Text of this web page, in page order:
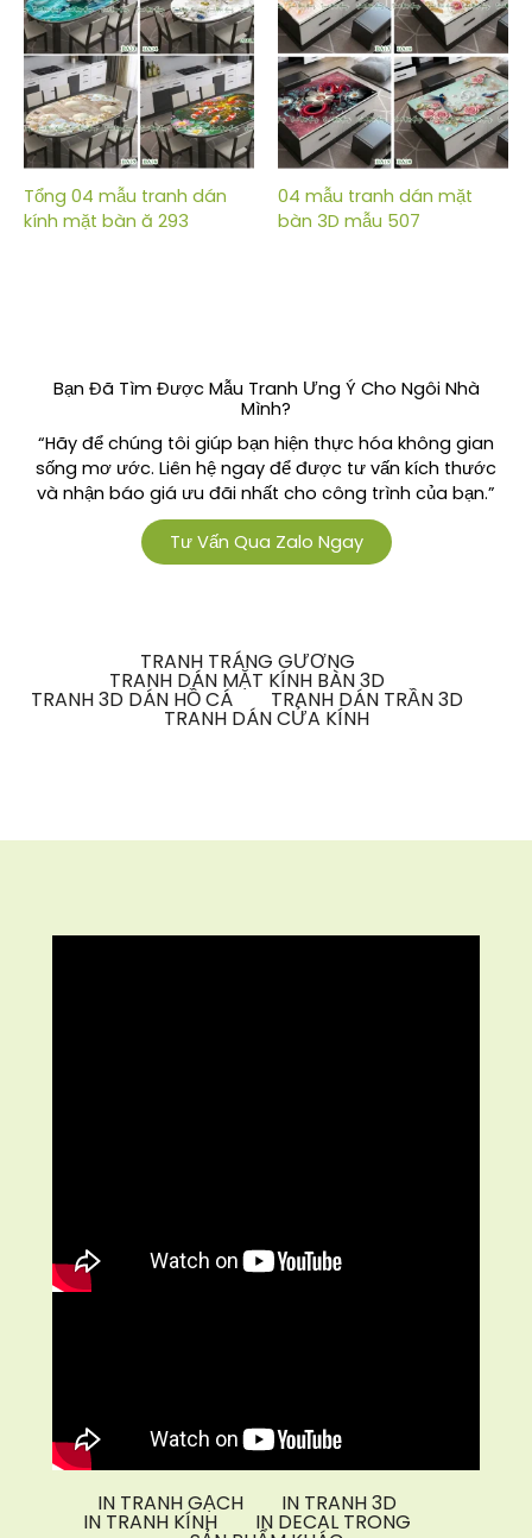
Tổng 04 mẫu tranh dán
kính mặt bàn ă 293
04 mẫu tranh dán mặt
bàn 3D mẫu 507
Bạn Đã Tìm Được Mẫu Tranh Ưng Ý Cho Ngôi Nhà
Mình?
“Hãy để chúng tôi giúp bạn hiện thực hóa không gian
sống mơ ước. Liên hệ ngay để được tư vấn kích thước
và nhận báo giá ưu đãi nhất cho công trình của bạn.”
Tư Vấn Qua Zalo Ngay
TRANH TRÁNG GƯƠNG
TRANH DÁN MẶT KÍNH BÀN 3D
TRANH 3D DÁN HỒ CÁ TRANH DÁN TRẦN 3D
TRANH DÁN CỬA KÍNH
IN TRANH GẠCH IN TRANH 3D
IN TRANH KÍNH IN DECAL TRONG